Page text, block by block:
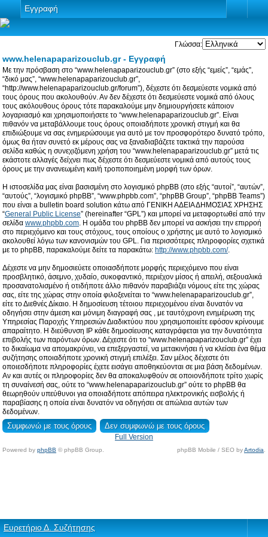
Εγγραφή
Γλώσσα:
www.helenapaparizouclub.gr - Εγγραφή
Με την πρόσβαση στο “www.helenapaparizouclub.gr” (στο εξής “εμείς”, “εμάς”,
“δικό μας”, “www.helenapaparizouclub.gr”,
“http://www.helenapaparizouclub.gr/forum”), δέχεστε ότι δεσμεύεστε νομικά από
τους όρους που ακολουθούν. Αν δεν δέχεστε ότι δεσμεύεστε νομικά από όλους
τους ακόλουθους όρους τότε παρακαλούμε μην δημιουργήσετε κάποιον
λογαριασμό και χρησιμοποιήσετε το “www.helenapaparizouclub.gr”. Είναι
πιθανόν να μεταβάλλουμε τους όρους οποιαδήποτε χρονική στιγμή και θα
επιδιώξουμε να σας ενημερώσουμε για αυτό με τον προσφορότερο δυνατό τρόπο,
όμως θα ήταν συνετό εκ μέρους σας να ξαναδιαβάζετε τακτικά την παρούσα
σελίδα καθώς η συνεχιζόμενη χρήση του “www.helenapaparizouclub.gr” μετά τις
εκάστοτε αλλαγές δείχνει πως δέχεστε ότι δεσμεύεστε νομικά από αυτούς τους
όρους με την ανανεωμένη και/ή τροποποιημένη μορφή των όρων.
Η ιστοσελίδα μας είναι βασισμένη στο λογισμικό phpBB (στο εξής “αυτοί”, “αυτών”,
“αυτούς”, “λογισμικό phpBB”, “www.phpbb.com”, “phpBB Group”, “phpBB Teams”)
που είναι a bulletin board solution κάτω από ΓΕΝΙΚΗ ΑΔΕΙΑ ΔΗΜΟΣΙΑΣ ΧΡΗΣΗΣ
“General Public License” (hereinafter “GPL”) και μπορεί να μεταφορτωθεί από την
σελίδα www.phpbb.com. Η ομάδα του phpBB δεν μπορεί να ασκήσει την επιρροή
στο περιεχόμενο και τους στόχους, τους οποίους ο χρήστης με αυτό το λογισμικό
ακολουθεί λόγω των κανονισμών του GPL. Για περισσότερες πληροφορίες σχετικά
με το phpBB, παρακαλούμε δείτε τα παρακάτω: http://www.phpbb.com/.
Δέχεστε να μην δημοσιεύετε οποιασδήποτε μορφής περιεχόμενο που είναι
προσβλητικό, άσεμνο, χυδαίο, συκοφαντικό, περιέχον μίσος ή απειλή, σεξουαλικά
προσανατολισμένο ή οτιδήποτε άλλο πιθανόν παραβιάζει νόμους είτε της χώρας
σας, είτε της χώρας στην οποία φιλοξενείται το “www.helenapaparizouclub.gr”,
είτε το Διεθνές Δίκαιο. Η δημοσίευση τέτοιου περιεχομένου είναι δυνατόν να
οδηγήσει στην άμεση και μόνιμη διαγραφή σας , με ταυτόχρονη ενημέρωση της
Υπηρεσίας Παροχής Υπηρεσιών Διαδικτύου που χρησιμοποιείτε εφόσον κρίνουμε
απαραίτητο. Η διεύθυνση IP κάθε δημοσίευσης καταγράφεται για την δυνατότητα
επιβολής των παρόντων όρων. Δέχεστε ότι το “www.helenapaparizouclub.gr” έχει
το δικαίωμα να απομακρύνει, να επεξεργαστεί, να μετακινήσει ή να κλείσει ένα θέμα
συζήτησης οποιαδήποτε χρονική στιγμή επιλέξει. Σαν μέλος δέχεστε ότι
οποιεσδήποτε πληροφορίες έχετε εισάγει αποθηκεύονται σε μια βάση δεδομένων.
Αν και αυτές οι πληροφορίες δεν θα αποκαλυφθούν σε οποιονδήποτε τρίτο χωρίς
τη συναίνεσή σας, ούτε το “www.helenapaparizouclub.gr” ούτε το phpBB θα
θεωρηθούν υπεύθυνοι για οποιαδήποτε απόπειρα ηλεκτρονικής εισβολής ή
παραβίασης η οποία είναι δυνατόν να οδηγήσει σε απώλεια αυτών των
δεδομένων.
Full Version
Powered by phpBB © phpBB Group. phpBB Mobile / SEO byArtodia
Ευρετήριο Δ. Συζήτησης